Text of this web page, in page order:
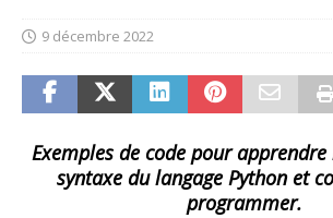
9 décembre 2022
Exemples de code pour apprendre
syntaxe du langage Python et
programmer.